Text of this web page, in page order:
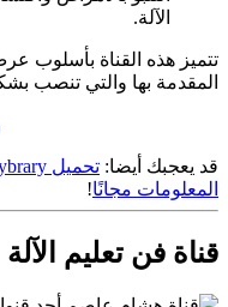
الآلة.
تتميز هذه القناة
المقدمة بها والتي تنصب
قد يعجبك أيضا:
المعلومات مجانًا!
قناة فن تعليم الآلة